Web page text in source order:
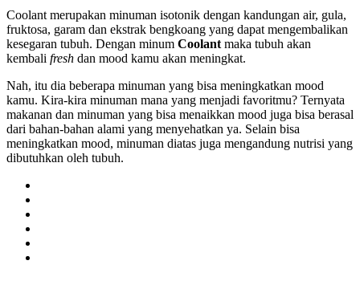
Coolant merupakan minuman isotonik dengan kandungan air, gula,
fruktosa, garam dan ekstrak bengkoang yang dapat mengembalikan
kesegaran tubuh. Dengan minum Coolantmaka tubuh akan
kembali fresh dan mood kamu akan meningkat.
Nah, itu dia beberapa minuman yang bisa meningkatkan mood
kamu. Kira-kira minuman mana yang menjadi favoritmu? Ternyata
makanan dan minuman yang bisa menaikkan mood juga bisa berasal
dari bahan-bahan alami yang menyehatkan ya. Selain bisa
meningkatkan mood, minuman diatas juga mengandung nutrisi yang
dibutuhkan oleh tubuh.